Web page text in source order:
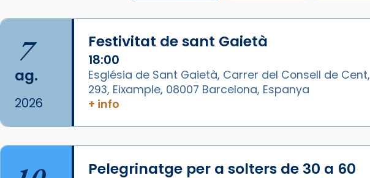
📸 J. Merino
Photo
View on Facebook · Share
Arquebisbat de Barcelonais at
1 week ago
Aquest dilluns, 27 de juliol, ha
7
ag.
2026
Festivitat de sant Gaietà
18:00
Església de Sant Gaietà, Carrer del Consell de Cent,
293, Eixample, 08007 Barcelona, Espanya
+ info
Pelegrinatge per a solters de 30 a 60